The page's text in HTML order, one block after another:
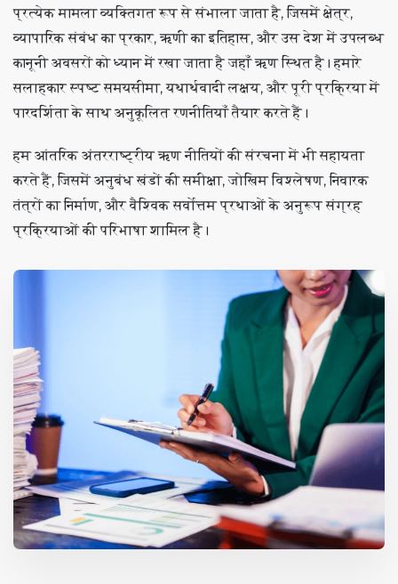
प्रत्येक मामला व्यक्तिगत रूप से संभाला जाता है, जिसमें क्षेत्र,
व्यापारिक संबंध का प्रकार, ऋणी का इतिहास, और उस देश में उपलब्ध
कानूनी अवसरों को ध्यान में रखा जाता है जहाँ ऋण स्थित है। हमारे
सलाहकार स्पष्ट समयसीमा, यथार्थवादी लक्ष्य, और पूरी प्रक्रिया में
पारदर्शिता के साथ अनुकूलित रणनीतियाँ तैयार करते हैं।
हम आंतरिक अंतरराष्ट्रीय ऋण नीतियों की संरचना में भी सहायता
करते हैं, जिसमें अनुबंध खंडों की समीक्षा, जोखिम विश्लेषण, निवारक
तंत्रों का निर्माण, और वैश्विक सर्वोत्तम प्रथाओं के अनुरूप संग्रह
प्रक्रियाओं की परिभाषा शामिल है।